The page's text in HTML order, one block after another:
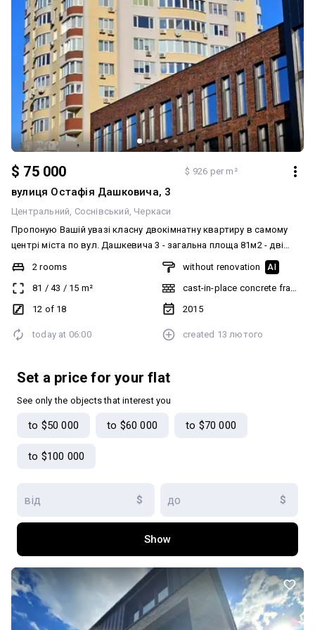
$ 75 000 $ 926 per m²
вулиця Остафія Дашковича, 3
Центральний Соснівський Черкаси
Пропоную Вашій увазі класну двокімнатну квартиру в самому
центрі міста по вул. Дашкевича 3 - загальна площа 81м2 - дві
окремі кімнати - сан вузол роздільний - вид на Дніпро - середній
поверх - встановлені лічильники на воду, світло, тепло - прямий
продаж - у власності більше 3х років Ключі в АН!
2 rooms
81 / 43 / 15 m²
12 of 18
without renovation AI
cast-in-place concrete frame
2015
today at 06:00 created 13 лютого
Set a price for your flat
See only the objects that interest you
to $50 000 to $60 000 to $70 000
to $100 000
$ $
Show